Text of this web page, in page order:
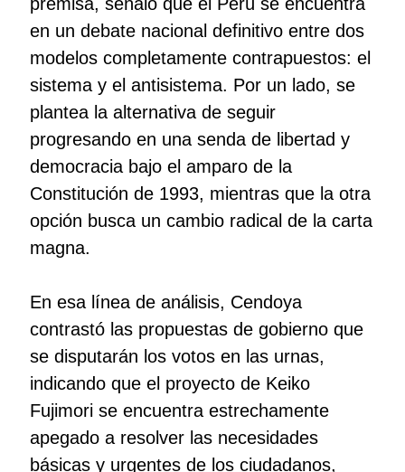
en un debate nacional definitivo entre dos
modelos completamente contrapuestos: el
sistema y el antisistema. Por un lado, se
plantea la alternativa de seguir
progresando en una senda de libertad y
democracia bajo el amparo de la
Constitución de 1993, mientras que la otra
opción busca un cambio radical de la carta
magna.
En esa línea de análisis, Cendoya
contrastó las propuestas de gobierno que
se disputarán los votos en las urnas,
indicando que el proyecto de Keiko
Fujimori se encuentra estrechamente
apegado a resolver las necesidades
básicas y urgentes de los ciudadanos,